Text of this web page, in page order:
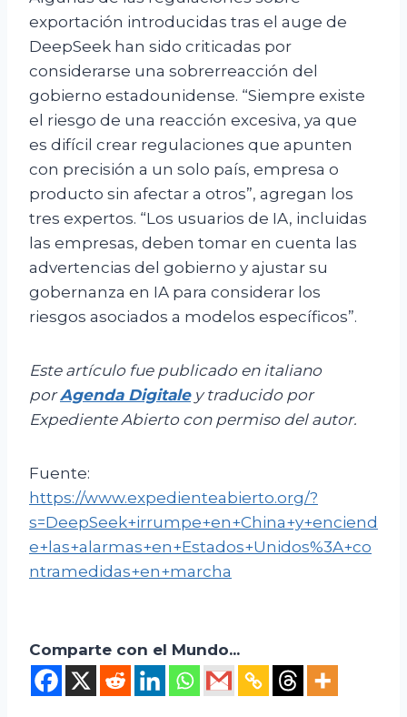
exportación introducidas tras el auge de
DeepSeek han sido criticadas por
considerarse una sobrerreacción del
gobierno estadounidense. “Siempre existe
el riesgo de una reacción excesiva, ya que
es difícil crear regulaciones que apunten
con precisión a un solo país, empresa o
producto sin afectar a otros”, agregan los
tres expertos. “Los usuarios de IA, incluidas
las empresas, deben tomar en cuenta las
advertencias del gobierno y ajustar su
gobernanza en IA para considerar los
riesgos asociados a modelos específicos”.
Este artículo fue publicado en italiano
porAgenda Digitale y traducido por
Expediente Abierto con permiso del autor.
Fuente:
https://www.expedienteabierto.org/?
s=DeepSeek+irrumpe+en+China+y+enciend
e+las+alarmas+en+Estados+Unidos%3A+co
ntramedidas+en+marcha
Comparte con el Mundo...